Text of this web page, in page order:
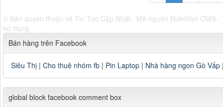
© Bản quyền thuộc về Tin Tức Cập Nhật Mã nguồn NukeViet CMS
sử dụng
Bán hàng trên Facebook
Siêu Thị | Cho thuê nhóm fb | Pin Laptop | Nhà hàng ngon Gò Vấp
global block facebook comment box